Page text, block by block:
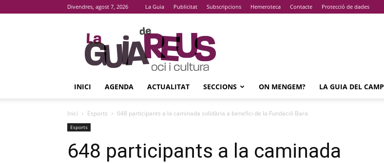
Divendres, agost 7, 2026 La Guia Publicitat Subscripcions Hemeroteca Contacte Protecció de dades
La
Guia
De
Reus
INICI AGENDA ACTUALITAT SECCIONS ON MENGEM? LA GUIA DEL CAMP
Inici Esports 648 participants a la caminada solidària a benefici de la Fundació Bara
Esports
648 participants a la caminada